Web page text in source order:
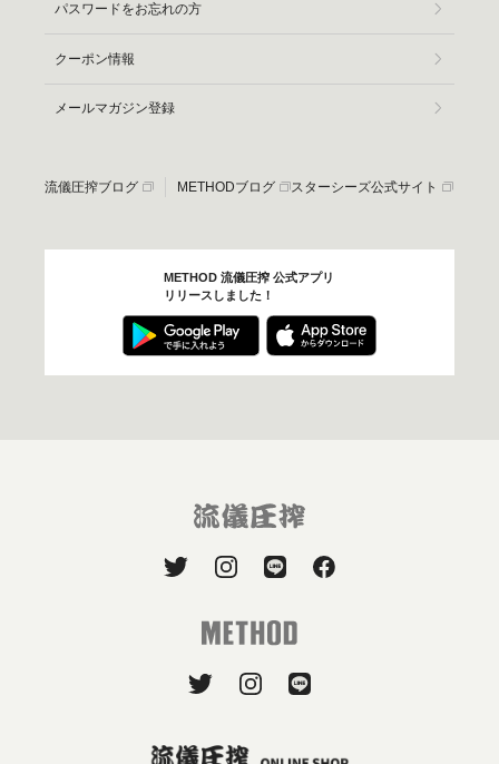
パスワードをお忘れの方
クーポン情報
メールマガジン登録
流儀圧搾ブログ METHODブログ スターシーズ公式サイト
METHOD 流儀圧搾 公式アプリ
リリースしました！